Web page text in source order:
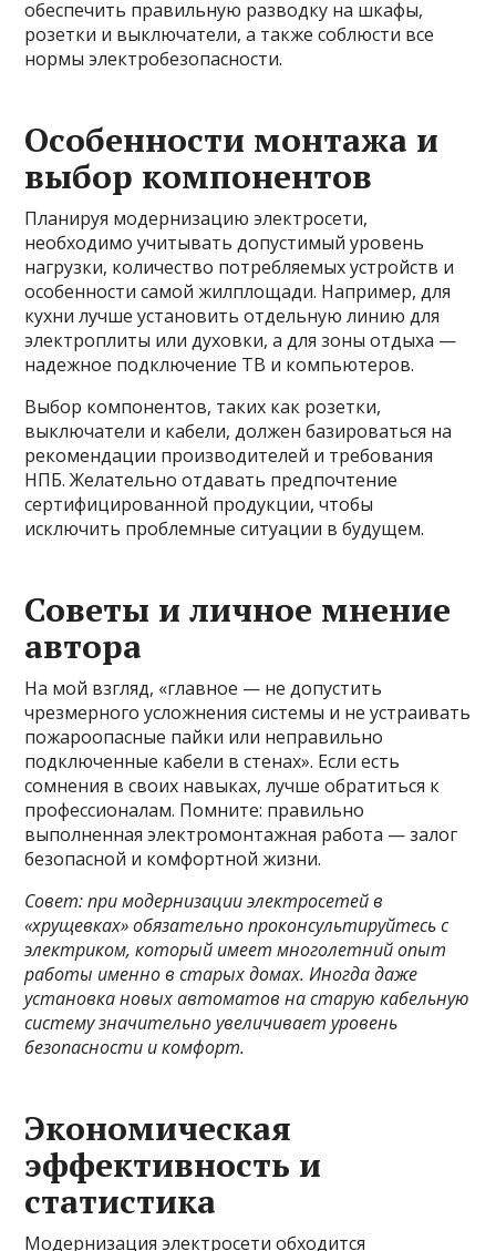
обеспечить правильную разводку на шкафы,
розетки и выключатели, а также соблюсти все
нормы электробезопасности.
Особенности монтажа и
выбор компонентов
Планируя модернизацию электросети,
необходимо учитывать допустимый уровень
нагрузки, количество потребляемых устройств и
особенности самой жилплощади. Например, для
кухни лучше установить отдельную линию для
электроплиты или духовки, а для зоны отдыха —
надежное подключение ТВ и компьютеров.
Выбор компонентов, таких как розетки,
выключатели и кабели, должен базироваться на
рекомендации производителей и требования
НПБ. Желательно отдавать предпочтение
сертифицированной продукции, чтобы
исключить проблемные ситуации в будущем.
Советы и личное мнение
автора
На мой взгляд, «главное — не допустить
чрезмерного усложнения системы и не устраивать
пожароопасные пайки или неправильно
подключенные кабели в стенах». Если есть
сомнения в своих навыках, лучше обратиться к
профессионалам. Помните: правильно
выполненная электромонтажная работа — залог
безопасной и комфортной жизни.
Совет: при модернизации электросетей в
«хрущевках» обязательно проконсультируйтесь с
электриком, который имеет многолетний опыт
работы именно в старых домах. Иногда даже
установка новых автоматов на старую кабельную
систему значительно увеличивает уровень
безопасности и комфорт.
Экономическая
эффективность и
статистика
Модернизация электросети обходится